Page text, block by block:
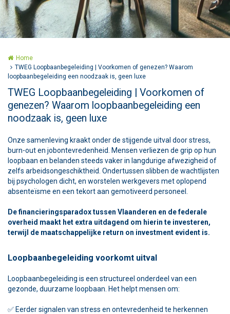
Home
TWEG Loopbaanbegeleiding | Voorkomen of genezen? Waarom
loopbaanbegeleiding een noodzaak is, geen luxe
TWEG Loopbaanbegeleiding | Voorkomen of
genezen? Waarom loopbaanbegeleiding een
noodzaak is, geen luxe
Onze samenleving kraakt onder de stijgende uitval door stress,
burn-out en jobontevredenheid. Mensen verliezen de grip op hun
loopbaan en belanden steeds vaker in langdurige afwezigheid of
zelfs arbeidsongeschiktheid. Ondertussen slibben de wachtlijsten
bij psychologen dicht, en worstelen werkgevers met oplopend
absenteïsme en een tekort aan gemotiveerd personeel.
De financieringsparadox tussen Vlaanderen en de federale
overheid maakt het extra uitdagend om hierin te investeren,
terwijl de maatschappelijke return on investment evident is.
Loopbaanbegeleiding voorkomt uitval
Loopbaanbegeleiding is een structureel onderdeel van een
gezonde, duurzame loopbaan. Het helpt mensen om:
✅ Eerder signalen van stress en ontevredenheid te herkennen